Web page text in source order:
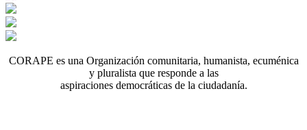
CORAPE es una Organización comunitaria, humanista, ecuménica
y pluralista que responde a las
aspiraciones democráticas de la ciudadanía.